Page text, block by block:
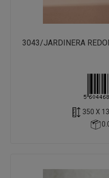
3043/JARDINERA
350 X